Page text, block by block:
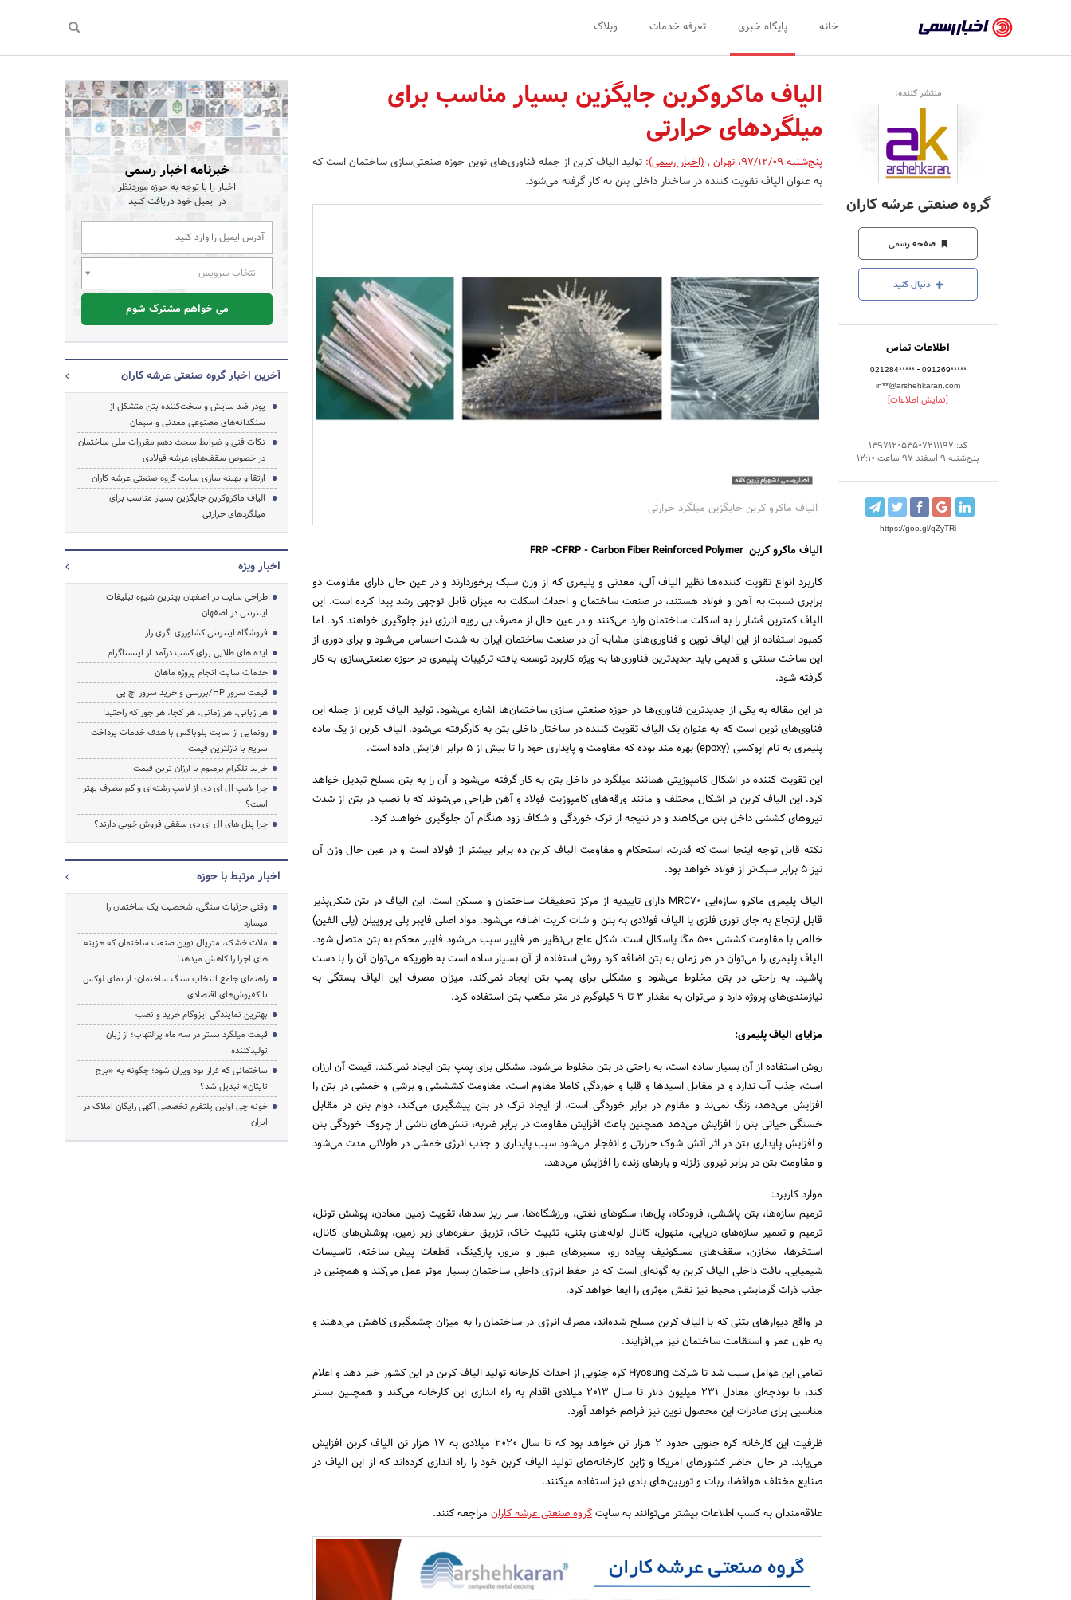
رسمی
-
اخبار
تایید
شده
شرکت‌ها،
سازمان‌ها
و
روابط
عمومی‌ها
خانه پایگاه خبری تعرفه خدمات وبلاگ
جستجو
منتشر کننده:
گروه صنعتی عرشه کاران
صفحه رسمی
دنبال کنید
اطلاعات تماس
021284***** - 091269*****
in**@arshehkaran.com
[نمایش اطلاعات]
کد: 139712053507211197
پنج‌شنبه 9 اسفند 97 ساعت 12:10
https://goo.gl/qZyTRi
الیاف ماکروکربن جایگزین بسیار مناسب برای
میلگردهای حرارتی
پنج‌شنبه 97/12/09 ،تهران ,(اخبار رسمی): تولید الیاف کربن از جمله فناوری‌های نوین حوزه صنعتی‌سازی ساختمان است که
به عنوان الیاف تقویت کننده در ساختار داخلی بتن به کار گرفته می‌شود.
الیاف ماکرو کربن جایگزین میلگرد حرارتی
الیاف ماکرو کربن FRP -CFRP - Carbon Fiber Reinforced Polymer
کاربرد انواع تقویت کننده‌ها نظیر الیاف آلی، معدنی و پلیمری که از وزن سبک برخوردارند و در عین حال دارای مقاومت دو
برابری نسبت به آهن و فولاد هستند، در صنعت ساختمان و احداث اسکلت به میزان قابل توجهی رشد پیدا کرده است. این
الیاف کمترین فشار را به اسکلت ساختمان وارد می‌کنند و در عین حال از مصرف بی رویه انرژی نیز جلوگیری خواهند کرد. اما
کمبود استفاده از این الیاف نوین و فناوری‌های مشابه آن در صنعت ساختمان ایران به شدت احساس می‌شود و برای دوری از
این ساخت سنتی و قدیمی باید جدیدترین فناوری‌ها به ویژه کاربرد توسعه یافته ترکیبات پلیمری در حوزه صنعتی‌سازی به کار
گرفته شود.
در این مقاله به یکی از جدیدترین فناوری‌ها در حوزه صنعتی سازی ساختمان‌ها اشاره می‌شود. تولید الیاف کربن از جمله این
فناوی‌های نوین است که به عنوان یک الیاف تقویت کننده در ساختار داخلی بتن به کارگرفته می‌شود. الیاف کربن از یک ماده
پلیمری به نام اپوکسی (epoxy) بهره مند بوده که مقاومت و پایداری خود را تا بیش از 5 برابر افزایش داده است.
این تقویت کننده در اشکال کامپوزیتی همانند میلگرد در داخل بتن به کار گرفته می‌شود و آن را به بتن مسلح تبدیل خواهد
کرد. این الیاف کربن در اشکال مختلف و مانند ورقه‌های کامپوزیت فولاد و آهن طراحی می‌شوند که با نصب در بتن از شدت
نیروهای کششی داخل بتن می‌کاهند و در نتیجه از ترک خوردگی و شکاف زود هنگام آن جلوگیری خواهند کرد.
نکته قابل توجه اینجا است که قدرت، استحکام و مقاومت الیاف کربن ده برابر بیشتر از فولاد است و در عین حال وزن آن
نیز 5 برابر سبک‌تر از فولاد خواهد بود.
الیاف پلیمری ماکرو سازه‌ایی MRC70 دارای تاییدیه از مرکز تحقیقات ساختمان و مسکن است. این الیاف در بتن شکل‌پذیر
قابل ارتجاع به جای توری فلزی یا الیاف فولادی به بتن و شات کریت اضافه می‌شود. مواد اصلی فایبر پلی پروپیلن (پلی الفین)
خالص با مقاومت کششی 500 مگا پاسکال است. شکل عاج بی‌نظیر هر فایبر سبب می‌شود فایبر محکم به بتن متصل شود.
الیاف پلیمری را می‌توان در هر زمان به بتن اضافه کرد روش استفاده از آن بسیار ساده است به طوریکه می‌توان آن را با دست
پاشید. به راحتی در بتن مخلوط می‌شود و مشکلی برای پمپ بتن ایجاد نمی‌کند. میزان مصرف این الیاف بستگی به
نیازمندی‌های پروژه دارد و می‌توان به مقدار 3 تا 9 کیلوگرم در متر مکعب بتن استفاده کرد.
مزایای الیاف پلیمری:
روش استفاده از آن بسیار ساده است، به راحتی در بتن مخلوط می‌شود. مشکلی برای پمپ بتن ایجاد نمی‌کند. قیمت آن ارزان
است، جذب آب ندارد و در مقابل اسیدها و قلیا و خوردگی کاملا مقاوم است. مقاومت کشششی و برشی و خمشی در بتن را
افزایش می‌دهد، زنگ نمی‌ند و مقاوم در برابر خوردگی است، از ایجاد ترک در بتن پیشگیری می‌کند، دوام بتن در مقابل
خستگی حیاتی بتن را افزایش می‌دهد همچنین باعث افزایش مقاومت در برابر ضربه، تنش‌های ناشی از چروک خوردگی بتن
و افزایش پایداری بتن در اثر آتش شوک حرارتی و انفجار می‌شود سبب پایداری و جذب انرژی خمشی در طولانی مدت می‌شود
و مقاومت بتن در برابر نیروی زلزله و بارهای زنده را افزایش می‌دهد.
موارد کاربرد:
ترمیم سازه‌ها، بتن پاششی، فرودگاه، پل‌ها، سکوهای نفتی، ورزشگاه‌ها، سر ریز سدها، تقویت زمین معادن، پوشش تونل،
ترمیم و تعمیر سازه‌های دریایی، منهول، کانال لوله‌های بتنی، تثبیت خاک، تزریق حفره‌های زیر زمین، پوشش‌های کانال،
استخرها، مخازن، سقف‌های مسکونیف پیاده رو، مسیرهای عبور و مرور، پارکینگ، قطعات پیش ساخته، تاسیسات
شیمیایی. بافت داخلی الیاف کربن به گونه‌ای است که در حفظ انرژی داخلی ساختمان بسیار موثر عمل می‌کند و همچنین در
جذب ذرات گرمایشی محیط نیز نقش موثری را ایفا خواهد کرد.
در واقع دیوارهای بتنی که با الیاف کربن مسلح شده‌اند، مصرف انرژی در ساختمان را به میزان چشمگیری کاهش می‌دهند و
به طول عمر و استقامت ساختمان نیز می‌افزایند.
تمامی این عوامل سبب شد تا شرکت Hyosung کره جنوبی از احداث کارخانه تولید الیاف کربن در این کشور خبر دهد و اعلام
کند، با بودجه‌ای معادل 231 میلیون دلار تا سال 2013 میلادی اقدام به راه اندازی این کارخانه می‌کند و همچنین بستر
مناسبی برای صادرات این محصول نوین نیز فراهم خواهد آورد.
ظرفیت این کارخانه کره جنوبی حدود 2 هزار تن خواهد بود که تا سال 2020 میلادی به 17 هزار تن الیاف کربن افزایش
می‌یابد. در حال حاضر کشورهای امریکا و ژاپن کارخانه‌های تولید الیاف کربن خود را راه اندازی کرده‌اند که از این الیاف در
صنایع مختلف هوافضا، ربات و توربین‌های بادی نیز استفاده میکنند.
علاقه‌مندان به کسب اطلاعات بیشتر می‌توانند به سایتگروه صنعتی عرشه کاران مراجعه کنند.
خبرنامه اخبار رسمی
اخبار را با توجه به حوزه موردنظر
در ایمیل خود دریافت کنید
انتخاب سرویس
می خواهم مشترک شوم
آخرین اخبار گروه صنعتی عرشه کاران
پودر ضد سایش و سخت‌کننده بتن متشکل از
سنگدانه‌های مصنوعی معدنی و سیمان
نکات فنی و ضوابط مبحث دهم مقررات ملی ساختمان
در خصوص سقف‌های عرشه فولادی
ارتقا و بهینه سازی سایت گروه صنعتی عرشه کاران
الیاف ماکروکربن جایگزین بسیار مناسب برای
میلگردهای حرارتی
اخبار ویژه
طراحی سایت در اصفهان بهترین شیوه تبلیغات
اینترنتی در اصفهان
فروشگاه اینترنتی کشاورزی اگری راز
ایده های طلایی برای کسب درآمد از اینستاگرام
خدمات سایت انجام پروژه ماهان
قیمت سرور HP/بررسی و خرید سرور اچ پی
هر زبانی، هر زمانی، هر کجا، هر جور که راحتید!
رونمایی از سایت بلوباکس با هدف خدمات پرداخت
سریع با نازلترین قیمت
خرید تلگرام پرمیوم با ارزان ترین قیمت
چرا لامپ ال ای دی از لامپ رشته‌ای و کم مصرف بهتر
است؟
چرا پنل های ال ای دی سقفی فروش خوبی دارند؟
اخبار مرتبط با حوزه
وقتی جزئیات سنگی، شخصیت یک ساختمان را
میسازد
ملات خشک، متریال نوین صنعت ساختمان که هزینه‌
های اجرا را کاهش میدهد!
راهنمای جامع انتخاب سنگ ساختمان؛ از نمای لوکس
تا کفپوش‌های اقتصادی
بهترین نمایندگی ایزوگام خرید و نصب
قیمت میلگرد بستر در سه ماه پرالتهاب؛ از زبان
تولیدکننده
ساختمانی که قرار بود ویران شود؛ چگونه به «برج
تایتان» تبدیل شد؟
خونه چی اولین پلتفرم تخصصی آگهی رایگان املاک در
ایران